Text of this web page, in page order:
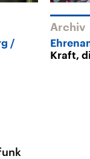
Archiv
Kraft,